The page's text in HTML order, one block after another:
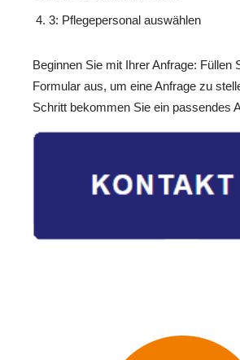
3: Pflegepersonal auswählen
Beginnen Sie mit Ihrer Anfrage: Füllen
Formular aus, um eine Anfrage zu
Schritt bekommen Sie ein passendes